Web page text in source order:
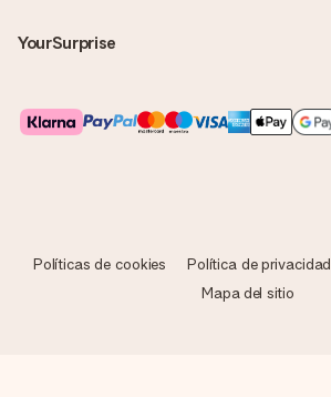
YourSurprise
Políticas de cookies Política de privacidad
Mapa del sitio